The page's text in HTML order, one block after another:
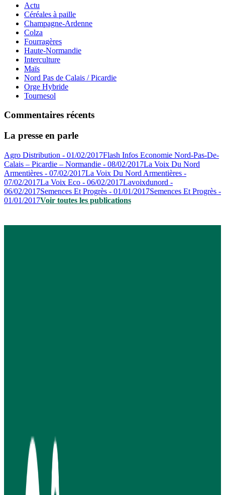
Actu
Céréales à paille
Champagne-Ardenne
Colza
Fourragères
Haute-Normandie
Interculture
Maïs
Nord Pas de Calais / Picardie
Orge Hybride
Tournesol
Commentaires récents
La presse en parle
Agro Distribution - 01/02/2017Flash Infos Economie Nord-Pas-De-
Calais – Picardie – Normandie - 08/02/2017La Voix Du Nord
Armentières - 07/02/2017La Voix Du Nord Armentières -
07/02/2017La Voix Eco - 06/02/2017Lavoixdunord -
06/02/2017Semences Et Progrès - 01/01/2017Semences Et Progrès -
01/01/2017Voir toutes les publications